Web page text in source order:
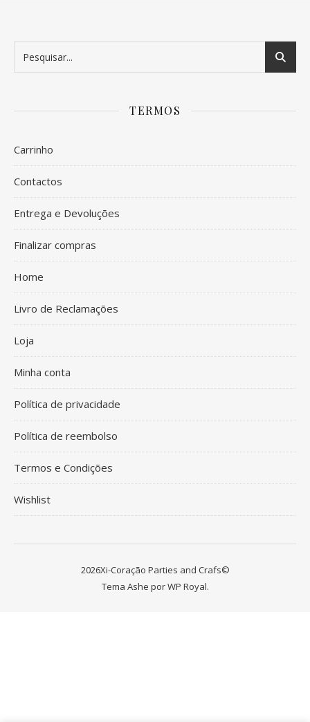
TERMOS
Carrinho
Contactos
Entrega e Devoluções
Finalizar compras
Home
Livro de Reclamações
Loja
Minha conta
Política de privacidade
Política de reembolso
Termos e Condições
Wishlist
2026Xi-Coração Parties and Crafs©
Tema Ashe porWP Royal.